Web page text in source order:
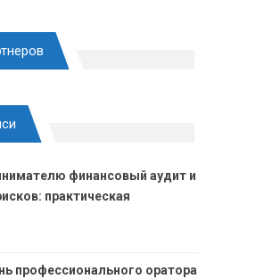
финансовый аудит и
практическая
профессионального оратора